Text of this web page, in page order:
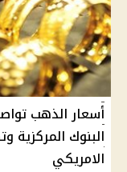
أسعار الذهب
البنوك المركزية
الامريكي